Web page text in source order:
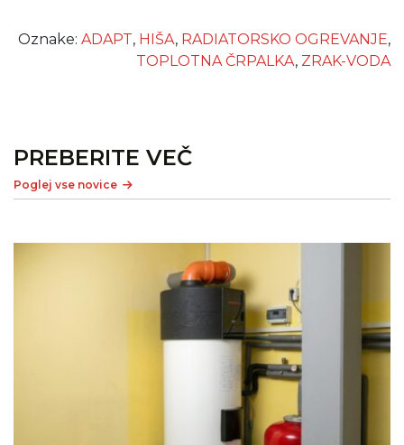
Oznake: ADAPT, HIŠA, RADIATORSKO OGREVANJE,
TOPLOTNA ČRPALKA, ZRAK-VODA
PREBERITE VEČ
Poglej vse novice